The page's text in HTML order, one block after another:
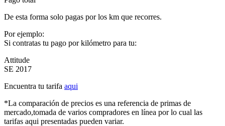
De esta forma solo pagas por los km que recorres.
Por ejemplo:
Si contratas tu pago por kilómetro para tu:
Attitude
SE 2017
Encuentra tu tarifa aqui
*La comparación de precios es una referencia de primas de
mercado,tomada de varios compradores en línea por lo cual las
tarifas aqui presentadas pueden variar.